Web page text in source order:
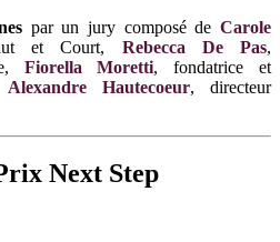
par un jury composé deCarole
et Court, Rebecca De Pas,
Fiorella Moretti, fondatrice et
Alexandre Hautecoeur, directeur
Next Step